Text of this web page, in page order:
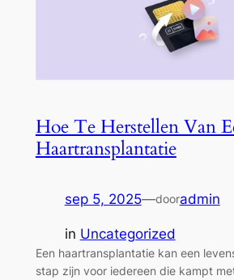
Hoe Te Herstellen Van
Haartransplantatie
sep 5, 2025—dooradmin
in Uncategorized
Een haartransplantatie kan een
stap zijn voor iedereen die kampt